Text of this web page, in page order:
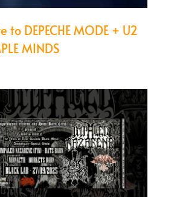
to DEPECHE MODE + U2
MINDS